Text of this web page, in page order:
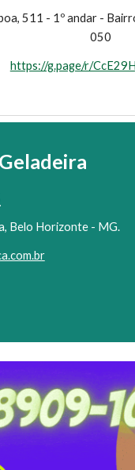
511 - 1º andar -
050
https://g.page/r/
Belo Horizonte - MG.